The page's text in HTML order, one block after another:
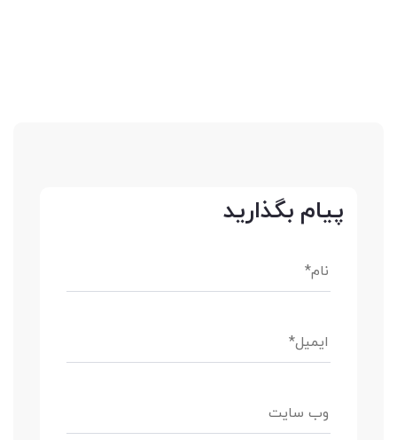
پیام بگذارید